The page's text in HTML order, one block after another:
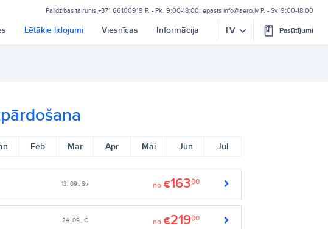
Palīdzības tālrunis +371 66100919 P. - Pk. 9:00-18:00, epasts info@aero.lv P. - Sv. 9:00-18:00
Lētākie lidojumi Viesnīcas Informācija LV Pasūtījumi
Feb Mar Apr Mai Jūn Jūl
13. 09., Sv no €16300
24. 09., C no €21900